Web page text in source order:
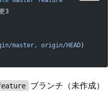
3
master, origin/HEAD)
ブランチ（未作成）